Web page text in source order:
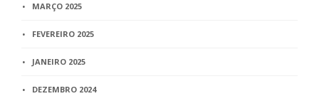
MARÇO 2025
FEVEREIRO 2025
JANEIRO 2025
DEZEMBRO 2024